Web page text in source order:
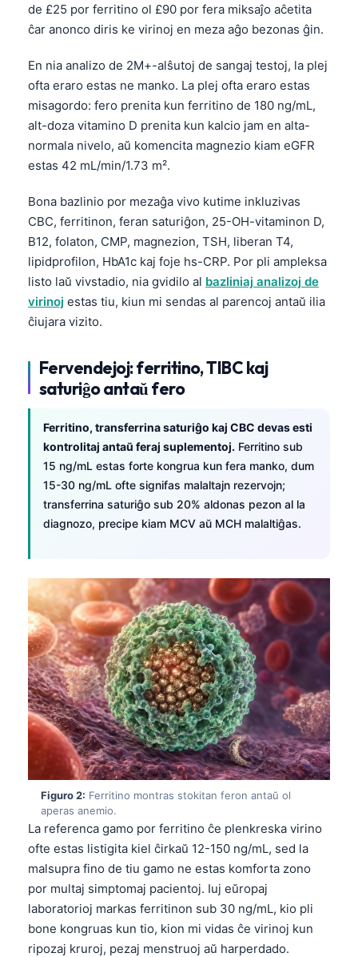
de £25 por ferritino ol £90 por fera miksaĵo aĉetita
ĉar anonco diris ke virinoj en meza aĝo bezonas ĝin.
En nia analizo de 2M+-alŝutoj de sangaj testoj, la plej
ofta eraro estas ne manko. La plej ofta eraro estas
misagordo: fero prenita kun ferritino de 180 ng/mL,
alt-doza vitamino D prenita kun kalcio jam en alta-
normala nivelo, aŭ komencita magnezio kiam eGFR
estas 42 mL/min/1.73 m².
Bona bazlinio por mezaĝa vivo kutime inkluzivas
CBC, ferritinon, feran saturiĝon, 25-OH-vitaminon D,
B12, folaton, CMP, magnezion, TSH, liberan T4,
lipidprofilon, HbA1c kaj foje hs-CRP. Por pli ampleksa
listo laŭ vivstadio, nia gvidilo al bazliniaj analizoj de
virinoj estas tiu, kiun mi sendas al parencoj antaŭ ilia
ĉiujara vizito.
Fervendejoj: ferritino, TIBC kaj
saturiĝo antaŭ fero
Ferritino, transferrina saturiĝo kaj CBC devas esti
kontrolitaj antaŭ feraj suplementoj. Ferritino sub
15 ng/mL estas forte kongrua kun fera manko, dum
15-30 ng/mL ofte signifas malaltajn rezervojn;
transferrina saturiĝo sub 20% aldonas pezon al la
diagnozo, precipe kiam MCV aŭ MCH malaltiĝas.
Figuro 2: Ferritino montras stokitan feron antaŭ ol
aperas anemio.
La referenca gamo por ferritino ĉe plenkreska virino
ofte estas listigita kiel ĉirkaŭ 12-150 ng/mL, sed la
malsupra fino de tiu gamo ne estas komforta zono
por multaj simptomaj pacientoj. Iuj eŭropaj
laboratorioj markas ferritinon sub 30 ng/mL, kio pli
bone kongruas kun tio, kion mi vidas ĉe virinoj kun
ripozaj kruroj, pezaj menstruoj aŭ harperdado.